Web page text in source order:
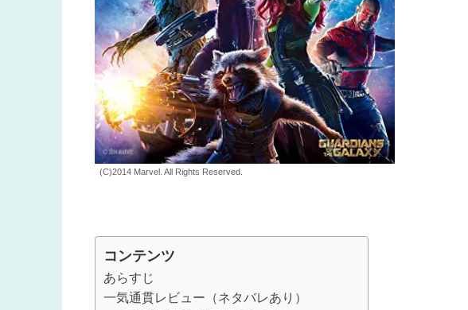
(C)2014 Marvel. All Rights Reserved.
コンテンツ
あらすじ
一気通貫レビュー（ネタバレあり）